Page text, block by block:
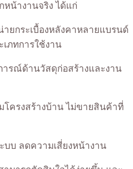
หน้างานจริง ได้แก่
ยกระเบื้องหลังคาหลายแบรนด์
ภทการใช้งาน
ารณ์ด้านวัสดุก่อสร้างและงาน
ครงสร้างบ้าน ไม่ขายสินค้าที่
บบ ลดความเสี่ยงหน้างาน